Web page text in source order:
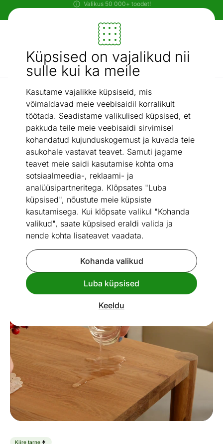
Küpsised on vajalikud nii
sulle kui ka meile
Kasutame vajalikke küpsiseid, mis
võimaldavad meie veebisaidil korralikult
töötada. Seadistame valikulised küpsised, et
pakkuda teile meie veebisaidi sirvimisel
kohandatud kujunduskogemust ja kuvada teie
asukohale vastavat teavet. Samuti jagame
teavet meie saidi kasutamise kohta oma
sotsiaalmeedia-, reklaami- ja
analüüsipartneritega. Klõpsates "Luba
küpsised", nõustute meie küpsiste
kasutamisega. Kui klõpsate valikul "Kohanda
valikud", saate küpsised eraldi valida ja
nende kohta lisateavet vaadata.
Kohanda valikud
Luba küpsised
Keeldu
Paindlikud ja mugavad makseviisid!
Mööbel ja sisustus - ON24
Otsi...
AI otsing
Köök ja söögituba / Söögitoakomplekt tammepuidust Merbi 11
Vaata sarnaseid
Kiire tarne